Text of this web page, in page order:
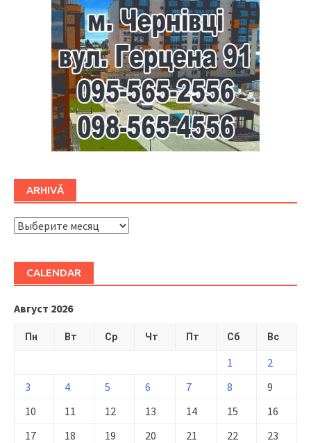
ARHIVĂ
ARHIVĂ
CALENDAR
Август 2026
Пн Вт Ср Чт Пт Сб Вс
1
2
3
4 5 6 7 8
9
10
11 12 13 14 15
16
17
18 19 20 21 22
23